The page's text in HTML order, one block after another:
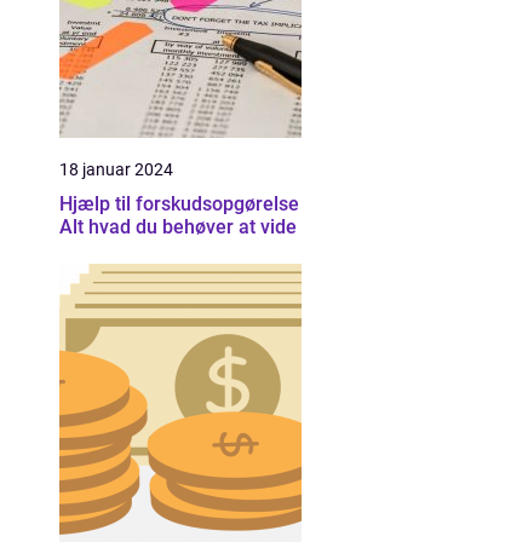
18 januar 2024
Hjælp til forskudsopgørelse
Alt hvad du behøver at vide